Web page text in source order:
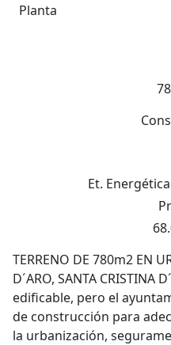
Planta
Et. Energética
TERRENO DE 780m2 EN
D´ARO, SANTA CRISTINA
edificable, pero el
de construcción para
la urbanización,